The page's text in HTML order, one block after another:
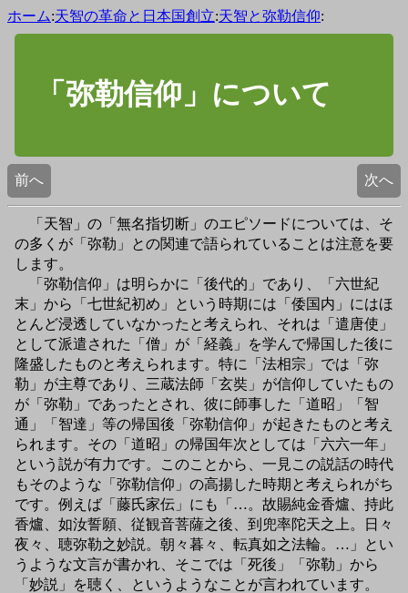
ホーム:天智の革命と日本国創立:天智と弥勒信仰:
「弥勒信仰」について
前へ 次へ
「天智」の「無名指切断」のエピソードについては、そ
の多くが「弥勒」との関連で語られていることは注意を要
します。
「弥勒信仰」は明らかに「後代的」であり、「六世紀
末」から「七世紀初め」という時期には「倭国内」にはほ
とんど浸透していなかったと考えられ、それは「遣唐使」
として派遣された「僧」が「経義」を学んで帰国した後に
隆盛したものと考えられます。特に「法相宗」では「弥
勒」が主尊であり、三蔵法師「玄奘」が信仰していたもの
が「弥勒」であったとされ、彼に師事した「道昭」「智
通」「智達」等の帰国後「弥勒信仰」が起きたものと考え
られます。その「道昭」の帰国年次としては「六六一年」
という説が有力です。このことから、一見この説話の時代
もそのような「弥勒信仰」の高揚した時期と考えられがち
です。例えば「藤氏家伝」にも「…。故賜純金香爐、持此
香爐、如汝誓願、従観音菩薩之後、到兜率陀天之上。日々
夜々、聴弥勒之妙説。朝々暮々、転真如之法輪。…」とい
うような文言が書かれ、そこでは「死後」「弥勒」から
「妙説」を聴く、というようなことが言われています。